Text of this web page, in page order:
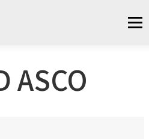
選單
算量服務
ASCO